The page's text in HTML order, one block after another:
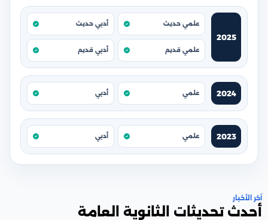
2025
علمي حديث أدبي حديث
علمي قديم أدبي قديم
2024 علمي أدبي
2023 علمي أدبي
آخر الأخبار
أحدث تحديثات الثانوية العامة